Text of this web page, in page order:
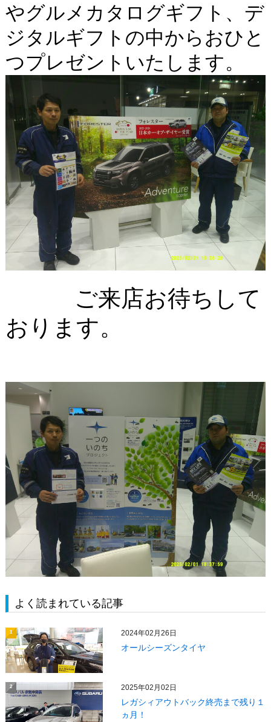
やグルメカタログギフト、デ
ジタルギフトの中からおひと
つプレゼントいたします。
ご来店お待ちして
おります。
よく読まれている記事
1 2024年02月26日
オールシーズンタイヤ
2 2025年02月02日
レガシィアウトバック終売まで残り１
ヵ月！